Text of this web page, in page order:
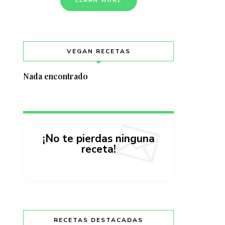
VEGAN RECETAS
Nada encontrado
¡No te pierdas ninguna
receta!
RECETAS DESTACADAS